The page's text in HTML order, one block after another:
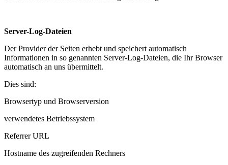
Server-Log-Dateien
Der Provider der Seiten erhebt und speichert automatisch
Informationen in so genannten Server-Log-Dateien, die Ihr Browser
automatisch an uns übermittelt.
Dies sind:
Browsertyp und Browserversion
verwendetes Betriebssystem
Referrer URL
Hostname des zugreifenden Rechners